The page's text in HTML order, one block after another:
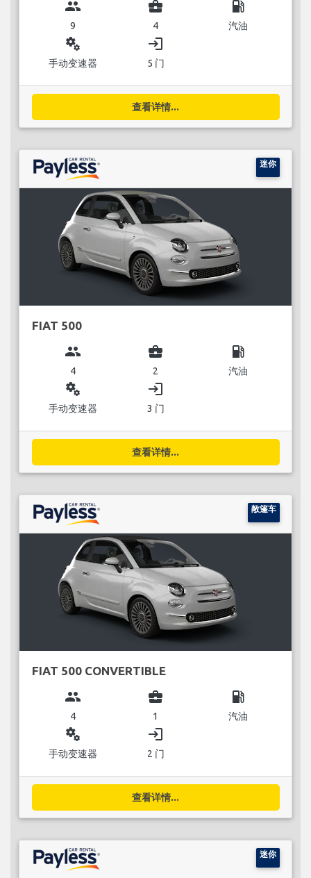
group
9
business_center
4
local_gas_station
汽油
miscellaneous_services
手动变速器
login
5 门
查看详情...
迷你
FIAT 500
group
4
business_center
2
local_gas_station
汽油
miscellaneous_services
手动变速器
login
3 门
查看详情...
敞篷车
FIAT 500 CONVERTIBLE
group
4
business_center
1
local_gas_station
汽油
miscellaneous_services
手动变速器
login
2 门
查看详情...
迷你